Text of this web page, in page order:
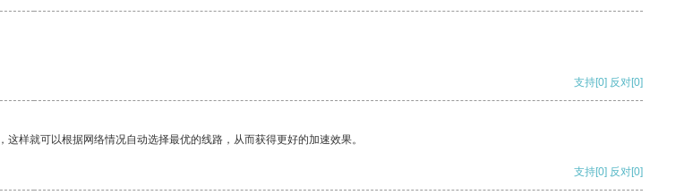
支持[0] 反对[0]
样就可以根据网络情况自动选择最优的线路，从而获得更好的加速效果。
支持[0] 反对[0]